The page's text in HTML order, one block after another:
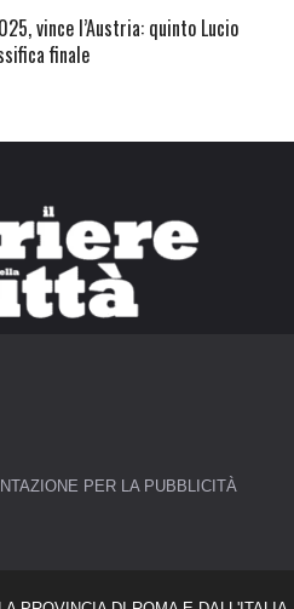
vince l’Austria: quinto Lucio
finale
PER LA PUBBLICITÀ